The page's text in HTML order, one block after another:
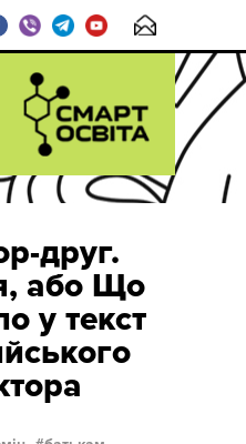
друг.
або Що
у текст